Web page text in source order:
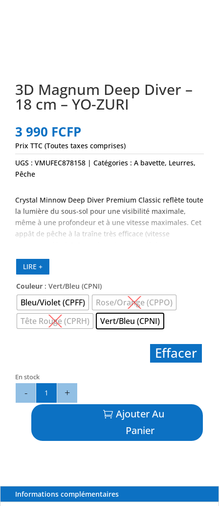
3D Magnum Deep Diver –
18 cm – YO-ZURI
3 990 FCFP
Prix TTC (Toutes taxes comprises)
UGS :VMUFEC878158 Catégories :A bavette, Leurres,
Pêche
Crystal Minnow Deep Diver Premium Classic reflète toute
la lumière du sous-sol pour une visibilité maximale,
même à une profondeur et à une vitesse maximales. Cet
appât de pêche à la traîne très efficace (vitesse
nageant. Couplé au brillant Prism Flash, les pêcheurs
Le Crystal Minnow Deep Diver Premium Classic peut
également être coulé et récupéré à un rythme lent et
régulier ou avec une action stop-n-go.
LIRE +
Couleur : Vert/Bleu (CPNI)
Bleu/Violet (CPFF)
Rose/Orange (CPPO)
Tête Rouge (CPRH)
Vert/Bleu (CPNI)
Effacer
En stock
-
YO-
Ajouter Au
Panier
Informations complémentaires